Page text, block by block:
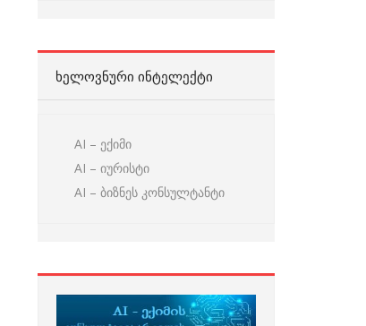
ᲮᲔᲚᲝᲕᲜᲣᲠᲘ ᲘᲜᲢᲔᲚᲔᲥᲢᲘ
AI – ექიმი
AI – იურისტი
AI – ბიზნეს კონსულტანტი